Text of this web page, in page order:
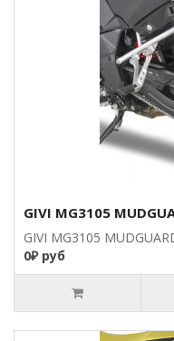
GIVI MG3105
GIVI MG3105
0₽ руб